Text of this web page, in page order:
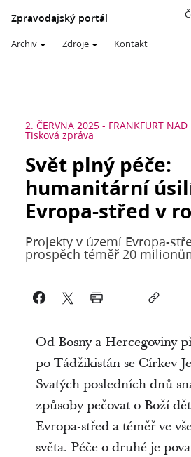
Zpravodajský portál
Archiv Zdroje Kontakt
2. ČERVNA 2025 - FRANKFURT
Tisková zpráva
Svět plný péče:
humanitární
Evropa-střed v
Projekty v území Evropa-
prospěch téměř 20
Od Bosny a Hercegoviny
po Tádžikistán se Církev
Svatých posledních dnů
způsoby pečovat o Boží
Evropa-střed a téměř ve
světa. Péče o druhé je